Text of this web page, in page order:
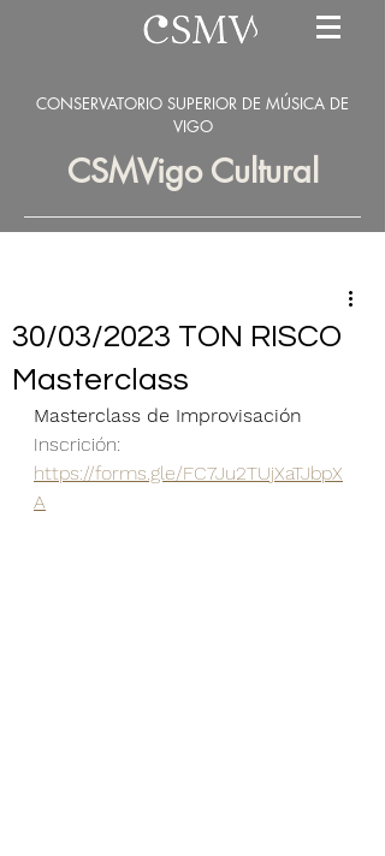
CONSERVATORIO SUPERIOR DE MÚSICA DE
VIGO
CSMVigo Cultural
30/03/2023 TON RISCO
Masterclass
Masterclass de Improvisación
Inscrición:
https://forms.gle/FC7Ju2TUjXaTJbpX
A